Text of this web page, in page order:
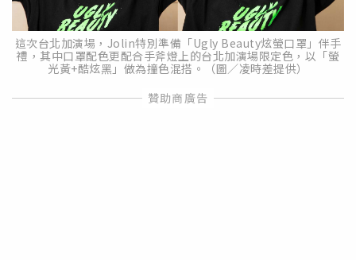
這次台北加演場，Jolin特別準備「Ugly Beauty炫螢口罩」伴手
禮，其中口罩配色更配合手斧燈上的台北加演場限定色，以「螢
光黃+酷炫黑」做為撞色混搭。（圖／凌時差提供）